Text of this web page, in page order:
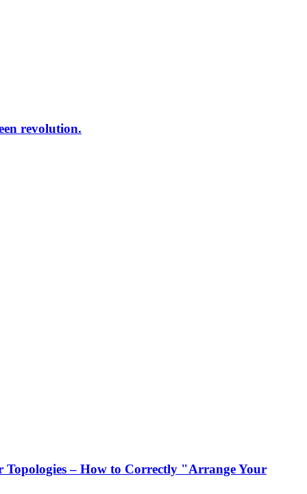
revolution.
Topologies – How to Correctly "Arrange Your